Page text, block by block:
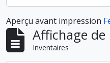
Aperçu avant impression
Affichage
Inventaires